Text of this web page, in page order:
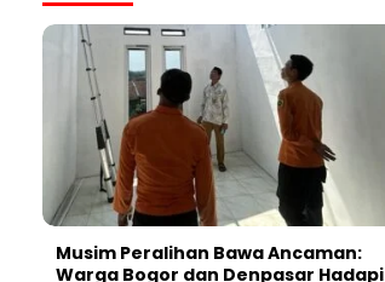
Musim Peralihan Bawa Ancaman:
Warga Bogor dan Denpasar Hadapi